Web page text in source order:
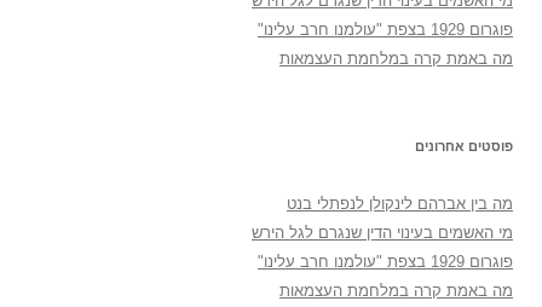
פוגרום 1929 בצפת "עולמנו חרב עלינו"
מה באמת קרה במלחמת העצמאות
פוסטים אחרונים
מה בין אברהם לינקולן לנפתלי בנט
מי האשמים בעינוי הדין שנגרם לגל הירש
פוגרום 1929 בצפת "עולמנו חרב עלינו"
מה באמת קרה במלחמת העצמאות